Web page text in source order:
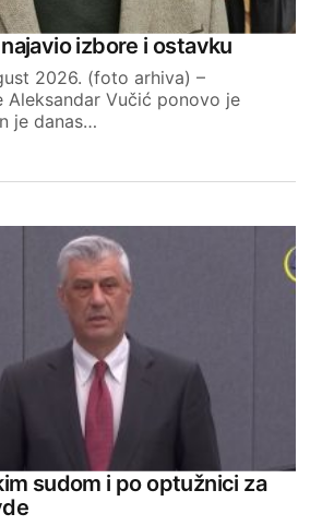
izbore i ostavku
2026. (foto arhiva) –
Aleksandar Vučić ponovo je
je danas…
sudom i po optužnici za